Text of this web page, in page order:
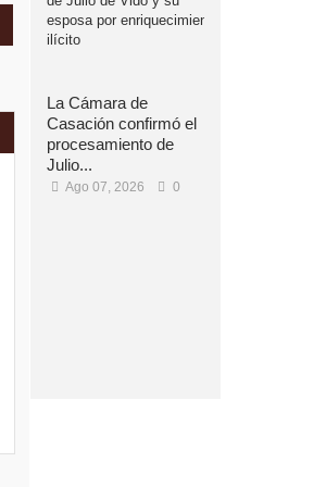
La Cámara de
Casación confirmó el
procesamiento de
Julio...
Ago 07, 2026 0